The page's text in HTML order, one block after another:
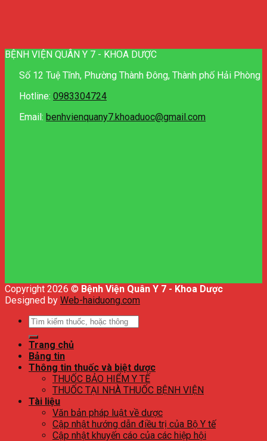
BỆNH VIỆN QUÂN Y 7 - KHOA DƯỢC
Số 12 Tuệ Tĩnh, Phường Thành Đông, Thành phố Hải Phòng
Hotline: 0983304724
Email: benhvienquany7.khoaduoc@gmail.com
Copyright 2026 © Bệnh Viện Quân Y 7 - Khoa Dược
Designed by Web-haiduong.com
Tìm
kiếm:
Trang chủ
Bảng tin
Thông tin thuốc và biệt dược
THUỐC BẢO HIỂM Y TẾ
THUỐC TẠI NHÀ THUỐC BỆNH VIỆN
Tài liệu
Văn bản pháp luật về dược
Cập nhật hướng dẫn điều trị của Bộ Y tế
Cập nhật khuyến cáo của các hiệp hội